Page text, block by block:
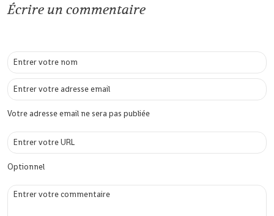
Écrire un commentaire
Votre adresse email ne sera pas publiée
Optionnel